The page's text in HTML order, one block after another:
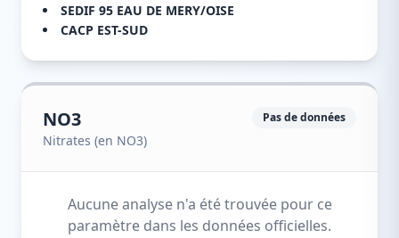
SEDIF 95 EAU DE MERY/OISE
CACP EST-SUD
NO3
Nitrates (en NO3)
Pas de données
Aucune analyse n'a été trouvée pour ce
paramètre dans les données officielles.